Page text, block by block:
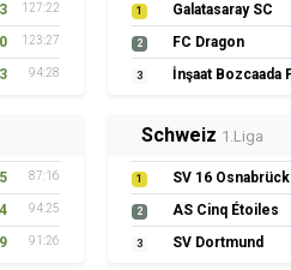
127:22
123:27
94:28
1 Galatasaray SC
2 FC Dragon
3
87:16
94:25
91:26
Schweiz 1.Liga
1 SV 16 Osnabrück
2 AS Cinq Étoiles
3 SV Dortmund